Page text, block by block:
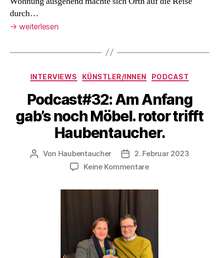
durch…
→ weiterlesen
Kategorien
INTERVIEWS KÜNSTLER/INNEN PODCAST
Podcast#32: Am Anfang
gab’s noch Möbel. rotor trifft
Haubentaucher.
Beitragsautor
Von Haubentaucher Veröffentlichungsdatum
2. Februar 2023
Keine Kommentarezu
Am
rotor
trifft